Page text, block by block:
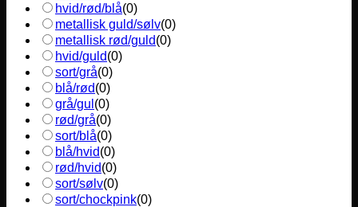
hvid/rød/blå(0)
metallisk guld/sølv(0)
metallisk rød/guld(0)
hvid/guld(0)
sort/grå(0)
blå/rød(0)
grå/gul (0)
rød/grå(0)
sort/blå(0)
blå/hvid(0)
rød/hvid(0)
sort/sølv(0)
sort/chockpink(0)